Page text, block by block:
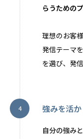
らうための
理想のお客
発信テーマ
を選び、発
強みを活
自分の強み